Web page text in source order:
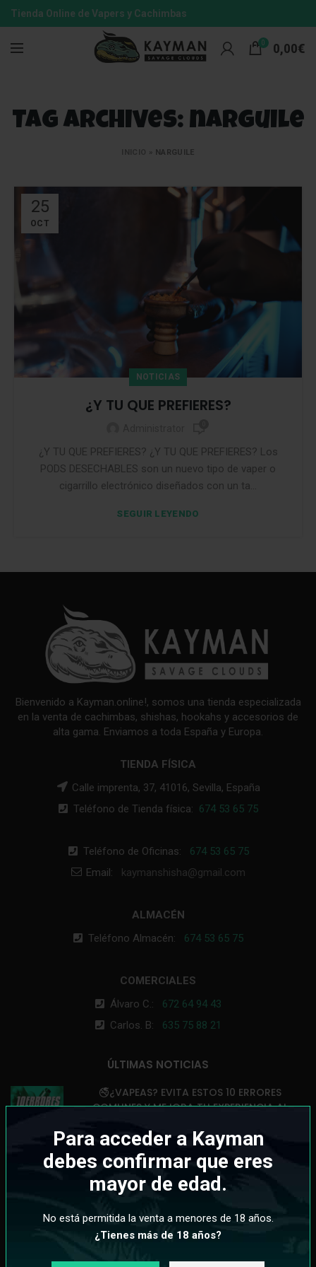
Para acceder a Kayman
debes confirmar que eres
mayor de edad.
No está permitida la venta a menores de 18 años.
¿Tienes más de 18 años?
Tienda Online de Vapers y Cachimbas
0 0,00€
Tag Archives: narguile
» NARGUILE
25
OCT
NOTICIAS
¿Y TU QUE PREFIERES?
¿Y TU QUE PREFIERES? ¿Y TU QUE PREFIERES? Los
PODS DESECHABLES son un nuevo tipo de vaper o
cigarrillo electrónico diseñados con un ta...
SEGUIR LEYENDO
Bienvenido a Kayman.online!, somos una tienda especializada
en la venta de cachimbas, shishas, hookahs y accesorios de
alta gama. Enviamos a toda España y Europa.
TIENDA FÍSICA
Calle imprenta, 37, 41016, Sevilla, España
Teléfono de Tienda física: 674 53 65 75
Teléfono de Oficinas: 674 53 65 75
Email: kaymanshisha@gmail.com
ALMACÉN
Teléfono Almacén: 674 53 65 75
COMERCIALES
Álvaro C.: 672 64 94 43
Carlos. B: 635 75 88 21
ÚLTIMAS NOTICIAS
🚭¿VAPEAS? EVITA ESTOS 10 ERRORES
COMUNES Y MEJORA TU EXPERIENCIA AL
14 de julio de 2025 Sin comentarios
🚭¡DESCUBRE POR QUÉ LOS VAPERS
DESECHABLES ESTÁN REVOLUCIONANDO EL
25 de junio de 2025 Sin comentarios